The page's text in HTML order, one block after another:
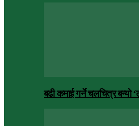
बढी कमाई गर्ने चलचित्र बन्यो